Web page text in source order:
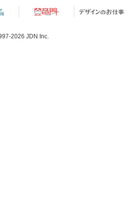
2026 JDN Inc.